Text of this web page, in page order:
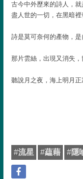
古今中外歷來的詩人，
盡人世的一切，在黑暗
詩是莫可奈何的產物，
那片雲絲，出現又消失
聽說月之夜，海上明月正
#流星 #藴藉 #隱